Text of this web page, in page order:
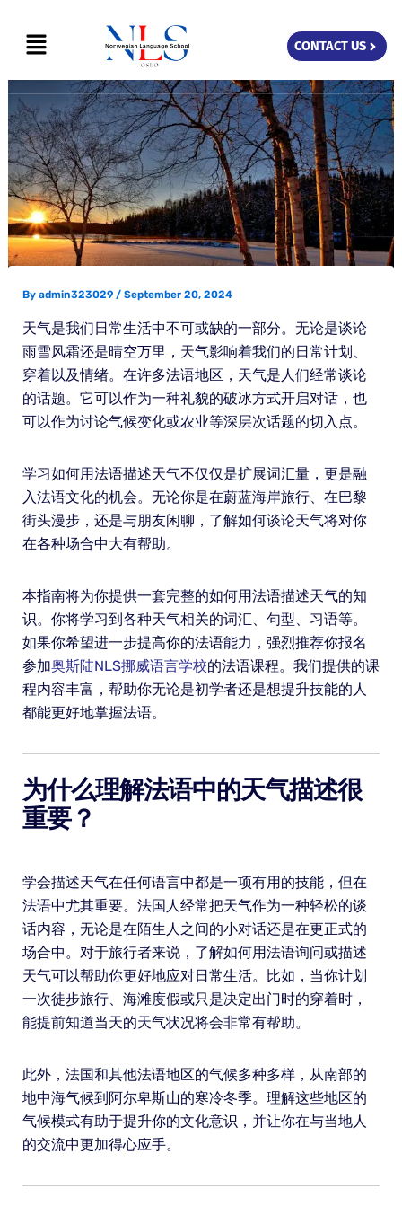
content
Menu CONTACT US
By admin323029 / September 20, 2024
天气是我们日常生活中不可或缺的一部分。无论是谈论
雨雪风霜还是晴空万里，天气影响着我们的日常计划、
穿着以及情绪。在许多法语地区，天气是人们经常谈论
的话题。它可以作为一种礼貌的破冰方式开启对话，也
可以作为讨论气候变化或农业等深层次话题的切入点。
学习如何用法语描述天气不仅仅是扩展词汇量，更是融
入法语文化的机会。无论你是在蔚蓝海岸旅行、在巴黎
街头漫步，还是与朋友闲聊，了解如何谈论天气将对你
在各种场合中大有帮助。
本指南将为你提供一套完整的如何用法语描述天气的知
识。你将学习到各种天气相关的词汇、句型、习语等。
如果你希望进一步提高你的法语能力，强烈推荐你报名
参加奥斯陆NLS挪威语言学校的法语课程。我们提供的课
程内容丰富，帮助你无论是初学者还是想提升技能的人
都能更好地掌握法语。
为什么理解法语中的天气描述很
重要？
学会描述天气在任何语言中都是一项有用的技能，但在
法语中尤其重要。法国人经常把天气作为一种轻松的谈
话内容，无论是在陌生人之间的小对话还是在更正式的
场合中。对于旅行者来说，了解如何用法语询问或描述
天气可以帮助你更好地应对日常生活。比如，当你计划
一次徒步旅行、海滩度假或只是决定出门时的穿着时，
能提前知道当天的天气状况将会非常有帮助。
此外，法国和其他法语地区的气候多种多样，从南部的
地中海气候到阿尔卑斯山的寒冷冬季。理解这些地区的
气候模式有助于提升你的文化意识，并让你在与当地人
的交流中更加得心应手。